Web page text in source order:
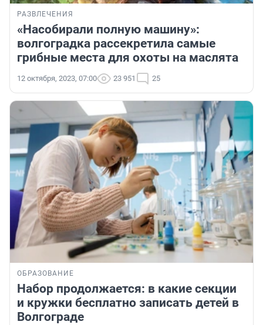
РАЗВЛЕЧЕНИЯ
«Насобирали полную машину»:
волгоградка рассекретила самые
грибные места для охоты на маслята
12 октября, 2023, 07:00 23 951 25
ОБРАЗОВАНИЕ
Набор продолжается: в какие секции
и кружки бесплатно записать детей в
Волгограде